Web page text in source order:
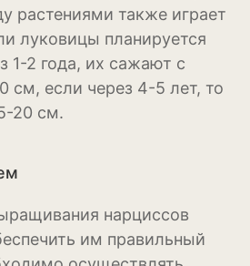
растениями также играет
луковицы планируется
1-2 года, их сажают с
см, если через 4-5 лет, то
20 см.
нарциссов
им правильный